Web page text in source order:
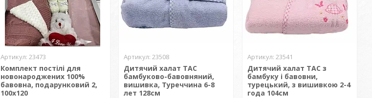
23473
Комплект постілі для
новонароджених 100%
бавовна, подарунковий 2,
100x120
23508
Дитячий халат TAC
бамбуково-бавовняний,
вишивка, Туреччина 6-8
лет 128см
23541
Дитячий халат TAC з
бамбуку і бавовни,
турецький, з вишивкою 2-4
года 104см